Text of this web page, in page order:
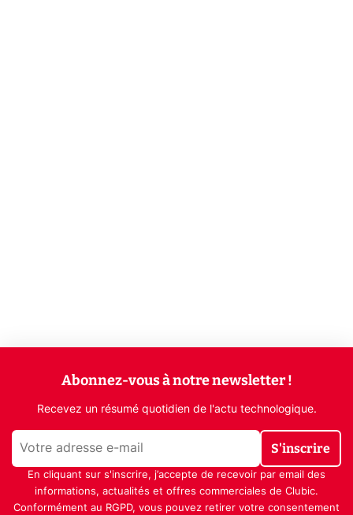
Abonnez-vous à notre newsletter !
Recevez un résumé quotidien de l'actu technologique.
S'inscrire
En cliquant sur s'inscrire, j’accepte de recevoir par email des
informations, actualités et offres commerciales de Clubic.
Conformément au RGPD, vous pouvez retirer votre consentement